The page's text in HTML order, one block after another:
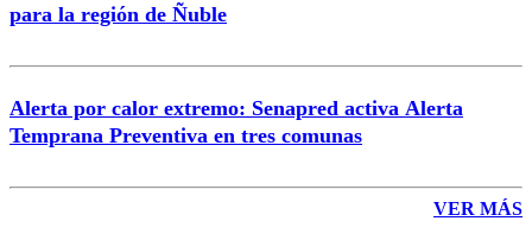
para la región de Ñuble
Alerta por calor extremo: Senapred activa Alerta
Temprana Preventiva en tres comunas
VER MÁS